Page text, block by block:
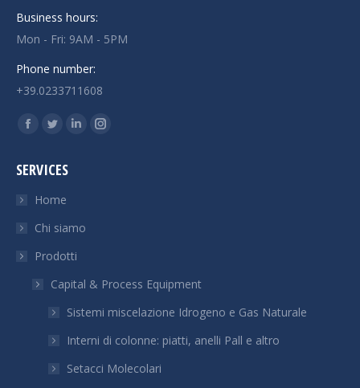
Business hours:
Mon - Fri: 9AM - 5PM
Phone number:
+39.0233711608
Find us on:
Facebook
opens
window
Twitter
opens
in
window
Linkedin
window
Instagram
SERVICES
Home
Chi siamo
Prodotti
Capital & Process Equipment
Sistemi miscelazione Idrogeno e Gas Naturale
Interni di colonne: piatti, anelli Pall e altro
Setacci Molecolari